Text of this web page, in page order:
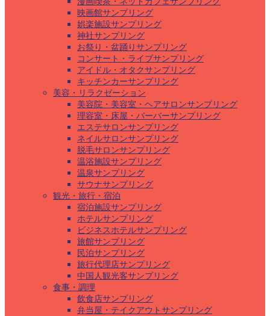
映画館サンプリング
娯楽施設サンプリング
神社サンプリング
お祭り・盆踊りサンプリング
コンサート・ライブサンプリング
アイドル・オタクサンプリング
キッチンカーサンプリング
美容・リラクゼーション
美容院・美容室・ヘアサロンサンプリング
理容室・床屋・バーバーサンプリング
エステサロンサンプリング
ネイルサロンサンプリング
脱毛サロンサンプリング
温浴施設サンプリング
温泉サンプリング
サウナサンプリング
観光・旅行・宿泊
宿泊施設サンプリング
ホテルサンプリング
ビジネスホテルサンプリング
旅館サンプリング
民泊サンプリング
旅行代理店サンプリング
中国人観光客サンプリング
食事・調理
飲食店サンプリング
弁当屋・テイクアウトサンプリング